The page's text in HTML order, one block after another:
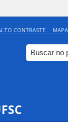
CONTRASTE